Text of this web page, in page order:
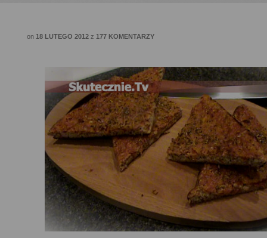
on 18 LUTEGO 2012 z 177 KOMENTARZY